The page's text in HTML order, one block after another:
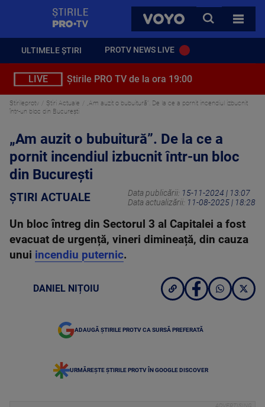
VOYO
CAUTA
TOATE
ULTIMELE ȘTIRI PROTV NEWS LIVE
LIVE Știrile PRO TV de la ora 19:00
Stirileprotv Știri Actuale
„Am auzit o bubuitură”. De la ce a pornit incendiul izbucnit
într-un bloc din București
„Am auzit o bubuitură”. De la ce a
pornit incendiul izbucnit într-un bloc
din București
ȘTIRI ACTUALE Data publicării: 15-11-2024 | 13:07
Data actualizării: 11-08-2025 | 18:28
Un bloc întreg din Sectorul 3 al Capitalei a fost
evacuat de urgență, vineri dimineață, din cauza
unui incendiu puternic.
DANIEL NIȚOIU
ADAUGĂ ȘTIRILE PROTV CA SURSĂ PREFERATĂ
URMĂREȘTE ȘTIRILE PROTV ÎN GOOGLE DISCOVER